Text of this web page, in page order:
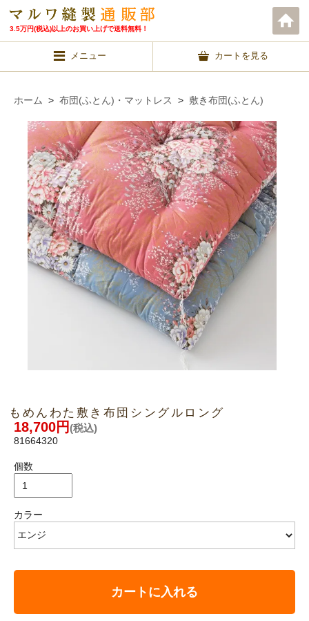
3.5万円(税込)以上のお買い上げで送料無料！
メニュー カートを見る
ホーム > 布団(ふとん)・マットレス > 敷き布団(ふとん)
もめんわた敷き布団シングルロング
18,700円(税込)
81664320
個数
カラー
カートに入れる